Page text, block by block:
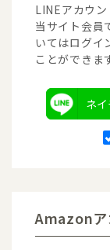
LINEアカウン
当サイト会員
いてはログイ
ことができま
ネ
Amazonア